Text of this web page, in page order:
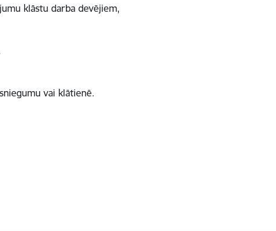
klāstu darba devējiem,
vai klātienē.